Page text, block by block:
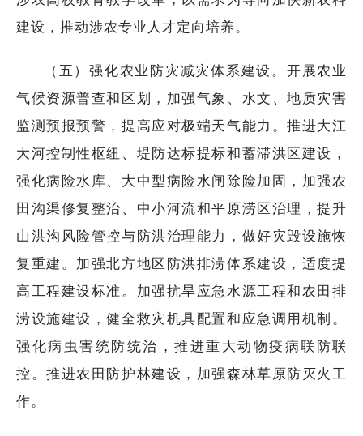
建设，推动涉农专业人才定向培养。
（五）强化农业防灾减灾体系建设。开展农业
气候资源普查和区划，加强气象、水文、地质灾害
监测预报预警，提高应对极端天气能力。推进大江
大河控制性枢纽、堤防达标提标和蓄滞洪区建设，
强化病险水库、大中型病险水闸除险加固，加强农
田沟渠修复整治、中小河流和平原涝区治理，提升
山洪沟风险管控与防洪治理能力，做好灾毁设施恢
复重建。加强北方地区防洪排涝体系建设，适度提
高工程建设标准。加强抗旱应急水源工程和农田排
涝设施建设，健全救灾机具配置和应急调用机制。
强化病虫害统防统治，推进重大动物疫病联防联
控。推进农田防护林建设，加强森林草原防灭火工
作。